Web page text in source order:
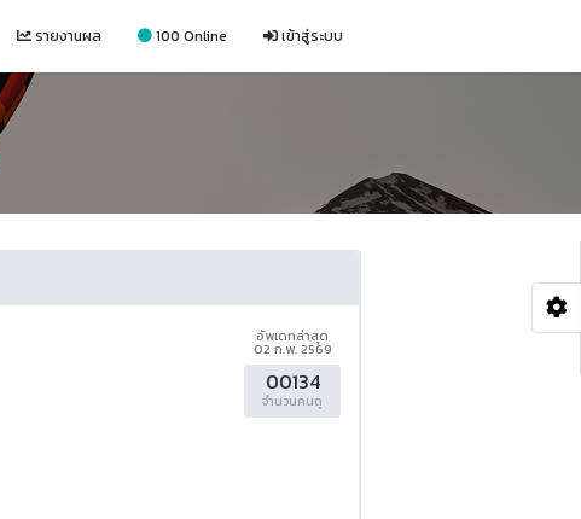
รายงานผล 100 Online เข้าสู่ระบบ
อัพเดทล่าสุด
02 ก.พ. 2569
00134
จำนวนคนดู